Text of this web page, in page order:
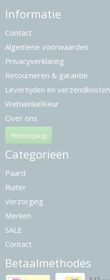
Informatie
Contact
Algemene voorwaarden
Privacyverklaring
Retourneren & garantie
Levertijden en verzendkosten
WebwinkelKeur
Over ons
Herroeping
Categorieën
Paard
Ruiter
Verzorging
Merken
SALE
Contact
Betaalmethodes